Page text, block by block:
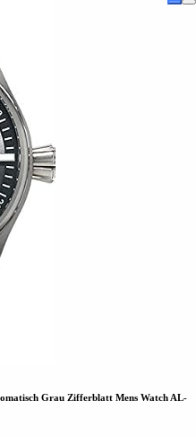
Grau Zifferblatt Mens Watch AL-